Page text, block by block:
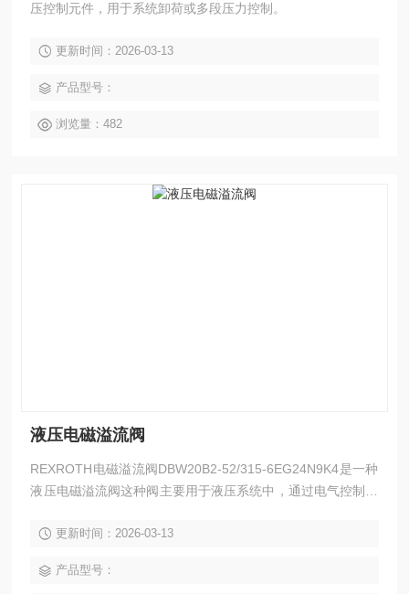
压控制元件，‌用于系统卸荷或多段压力控制。‌
更新时间：2026-03-13
产品型号：
浏览量：482
液压电磁溢流阀
REXROTH电磁溢流阀DBW20B2-52/315-6EG24N9K4是一种
液压电磁溢流阀这种阀主要用于液压系统中，‌通过电气控制实
更新时间：2026-03-13
产品型号：